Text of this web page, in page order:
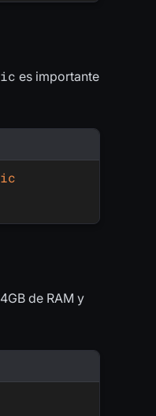
es importante
de RAM y